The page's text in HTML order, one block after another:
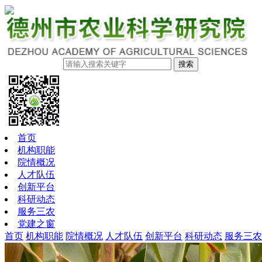
搜索
首页
机构职能
院情概况
人才队伍
创新平台
科研动态
服务三农
党建之窗
首页 机构职能 院情概况 人才队伍 创新平台 科研动态 服务三农